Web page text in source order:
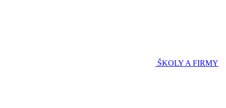
ŠKOLY A FIRMY